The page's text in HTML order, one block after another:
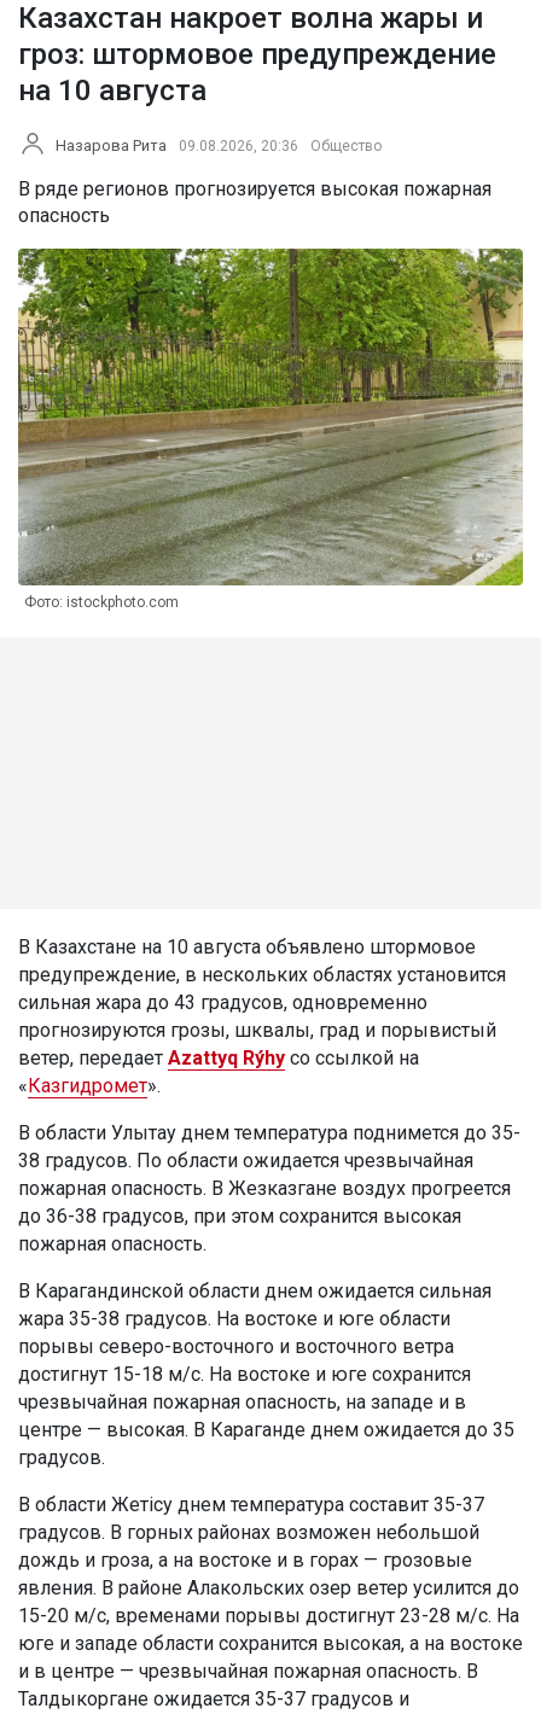
Казахстан накроет волна жары и
гроз: штормовое предупреждение
на 10 августа
Назарова Рита 09.08.2026, 20:36 Общество
В ряде регионов прогнозируется высокая пожарная
опасность
Фото: istockphoto.com
В Казахстане на 10 августа объявлено штормовое
предупреждение, в нескольких областях установится
сильная жара до 43 градусов, одновременно
прогнозируются грозы, шквалы, град и порывистый
ветер, передает Azattyq Rýhy со ссылкой на
«Казгидромет».
В области Улытау днем температура поднимется до 35-
38 градусов. По области ожидается чрезвычайная
пожарная опасность. В Жезказгане воздух прогреется
до 36-38 градусов, при этом сохранится высокая
пожарная опасность.
В Карагандинской области днем ожидается сильная
жара 35-38 градусов. На востоке и юге области
порывы северо-восточного и восточного ветра
достигнут 15-18 м/с. На востоке и юге сохранится
чрезвычайная пожарная опасность, на западе и в
центре — высокая. В Караганде днем ожидается до 35
градусов.
В области Жетісу днем температура составит 35-37
градусов. В горных районах возможен небольшой
дождь и гроза, а на востоке и в горах — грозовые
явления. В районе Алакольских озер ветер усилится до
15-20 м/с, временами порывы достигнут 23-28 м/с. На
юге и западе области сохранится высокая, а на востоке
и в центре — чрезвычайная пожарная опасность. В
Талдыкоргане ожидается 35-37 градусов и